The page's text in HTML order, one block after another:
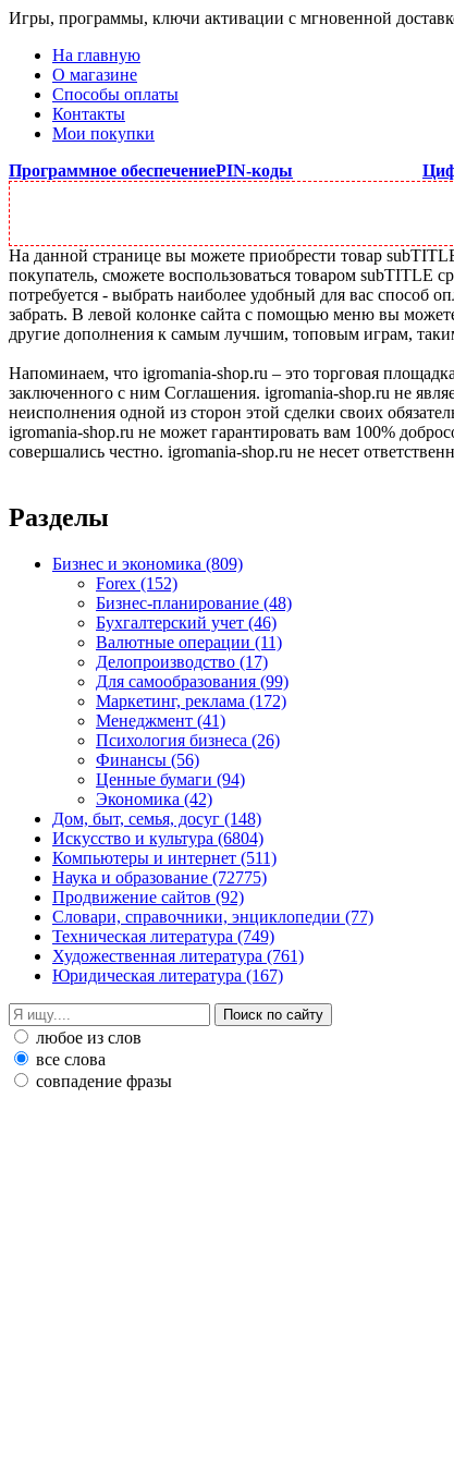
Игры, программы, ключи активации с мгновенной
На главную
О магазине
Способы оплаты
Контакты
Мои покупки
Программное обеспечениеPIN-коды
На данной странице вы можете приобрести товар
покупатель, сможете воспользоваться товаром subTITLE
потребуется - выбрать наиболее удобный для вас
забрать. В левой колонке сайта с помощью меню вы
другие дополнения к самым лучшим, топовым играм,
Напоминаем, что igromania-shop.ru – это торговая
заключенного с ним Соглашения. igromania-shop.ru не
неисполнения одной из сторон этой сделки своих
igromania-shop.ru не может гарантировать вам 100%
совершались честно. igromania-shop.ru не несет
Разделы
Бизнес и экономика (809)
Forex (152)
Бизнес-планирование (48)
Бухгалтерский учет (46)
Валютные операции (11)
Делопроизводство (17)
Для самообразования (99)
Маркетинг, реклама (172)
Менеджмент (41)
Психология бизнеса (26)
Финансы (56)
Ценные бумаги (94)
Экономика (42)
Дом, быт, семья, досуг (148)
Искусство и культура (6804)
Компьютеры и интернет (511)
Наука и образование (72775)
Продвижение сайтов (92)
Словари, справочники, энциклопедии (77)
Техническая литература (749)
Художественная литература (761)
Юридическая литература (167)
любое из слов
все слова
совпадение фразы